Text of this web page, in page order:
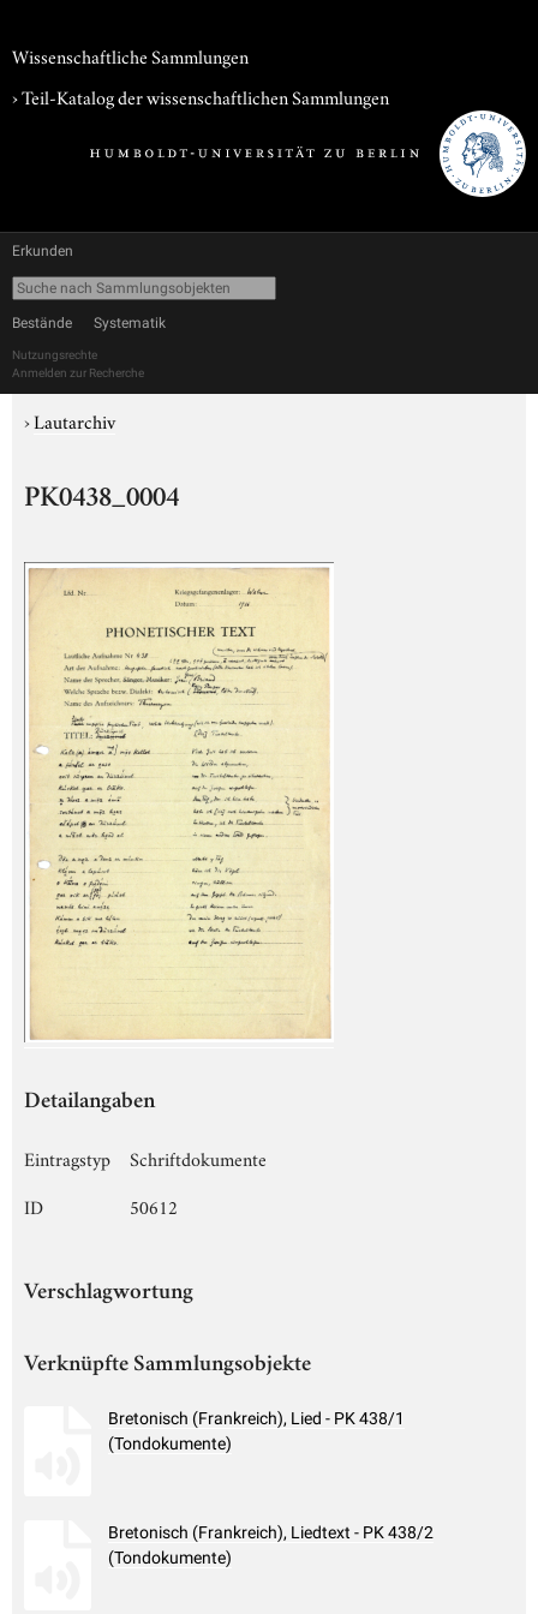
Wissenschaftliche Sammlungen
› Teil-Katalog der wissenschaftlichen Sammlungen
Erkunden
Bestände Systematik
Nutzungsrechte
Anmelden zur Recherche
›Lautarchiv
PK0438_0004
Detailangaben
Eintragstyp
Schriftdokumente
ID
50612
Verschlagwortung
Verknüpfte Sammlungsobjekte
Bretonisch (Frankreich), Lied - PK 438/1
(Tondokumente)
Bretonisch (Frankreich), Liedtext - PK 438/2
(Tondokumente)